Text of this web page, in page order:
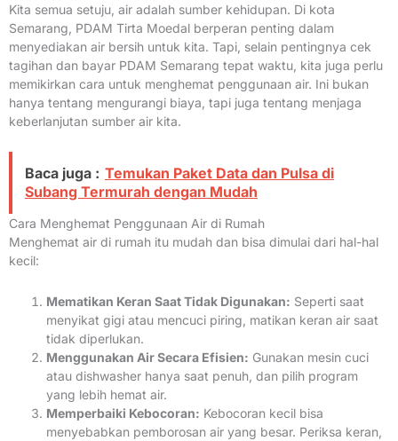
Kita semua setuju, air adalah sumber kehidupan. Di kota
Semarang, PDAM Tirta Moedal berperan penting dalam
menyediakan air bersih untuk kita. Tapi, selain pentingnya cek
tagihan dan bayar PDAM Semarang tepat waktu, kita juga perlu
memikirkan cara untuk menghemat penggunaan air. Ini bukan
hanya tentang mengurangi biaya, tapi juga tentang menjaga
keberlanjutan sumber air kita.
Baca juga : Temukan Paket Data dan Pulsa di
Subang Termurah dengan Mudah
Cara Menghemat Penggunaan Air di Rumah
Menghemat air di rumah itu mudah dan bisa dimulai dari hal-hal
kecil:
Mematikan Keran Saat Tidak Digunakan: Seperti saat
menyikat gigi atau mencuci piring, matikan keran air saat
tidak diperlukan.
Menggunakan Air Secara Efisien: Gunakan mesin cuci
atau dishwasher hanya saat penuh, dan pilih program
yang lebih hemat air.
Memperbaiki Kebocoran: Kebocoran kecil bisa
menyebabkan pemborosan air yang besar. Periksa keran,